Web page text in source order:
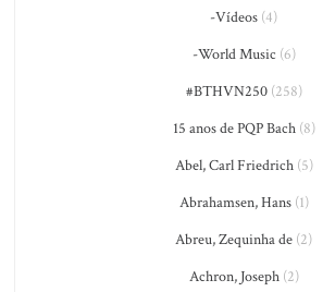
-Vídeos (4)
-World Music (6)
#BTHVN250(258)
15 anos de PQP Bach(8)
Abel, Carl Friedrich(5)
Abrahamsen, Hans(1)
Abreu, Zequinha de (2)
Achron, Joseph(2)